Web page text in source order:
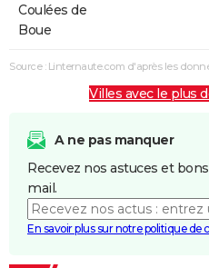
Coulées de
Boue
Source : Linternaute.com d'après les
Villes avec le plus
A ne pas manquer
Recevez nos astuces et
mail.
En savoir plus sur notre politique de